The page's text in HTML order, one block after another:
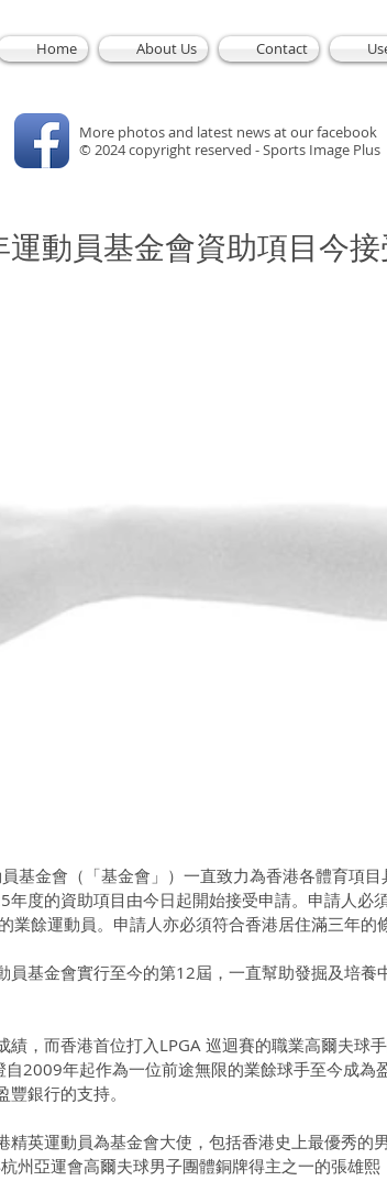
Home About Us Contact
More photos and latest news at our facebook
© 2024 copyright reserved - Sports Image Plus
動員基金會資助項目今接
基金會（「基金會」）一直致力為香港各體育項目
度的資助項目由今日起開始接受申請。申請人必
餘運動員。申請人亦必須符合香港居住滿三年的
基金會實行至今的第12屆，一直幫助發掘及培養
，而香港首位打入LPGA 巡迴賽的職業高爾夫球
自2009年起作為一位前途無限的業餘球手至今成為
銀行的支持。
英運動員為基金會大使，包括香港史上最優秀的
州亞運會高爾夫球男子團體銅牌得主之一的張雄熙